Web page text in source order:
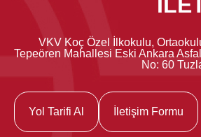
VKV Koç Özel İlkokulu,
Tepeören Mahallesi Eski Ankara
No: 60
Yol Tarifi Al İletişim Formu